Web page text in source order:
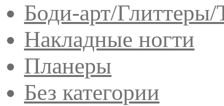
Боди-арт/
Накладные ногти
Планеры
Без категории